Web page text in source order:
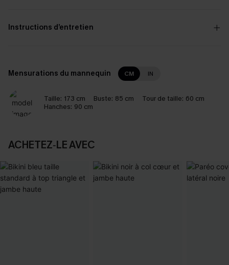
Instructions d’entretien
Mensurations du mannequin CM IN
Taille: 173 cm Buste: 85 cm Tour de taille: 60 cm
Hanches: 90 cm
ACHETEZ‑LE AVEC